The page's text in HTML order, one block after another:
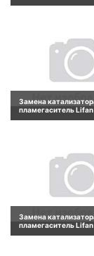
Замена
пламегаситель
Замена
пламегаситель